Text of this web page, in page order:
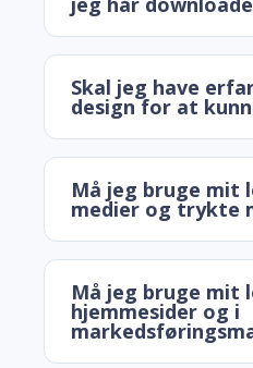
Skal jeg have
design for at
Må jeg bruge mit
medier og trykte
Må jeg bruge mit
hjemmesider og i